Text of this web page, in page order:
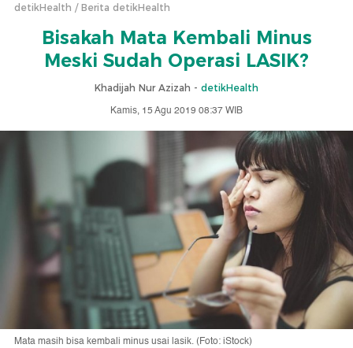
detikHealth Berita detikHealth
Bisakah Mata Kembali Minus
Meski Sudah Operasi LASIK?
Khadijah Nur Azizah - detikHealth
Kamis, 15 Agu 2019 08:37 WIB
Mata masih bisa kembali minus usai lasik. (Foto: iStock)